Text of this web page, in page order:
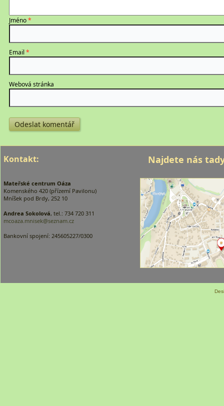
Jméno*
Email *
Webová stránka
Kontakt:
Mateřské centrum Oáza
Komenského 420 (přízemí Pavilonu)
Mníšek pod Brdy, 252 10
Andrea Sokolová, tel.: 734 720 311
mcoaza.mnisek@seznam.cz
Bankovní spojení: 245605227/0300
Najdete nás